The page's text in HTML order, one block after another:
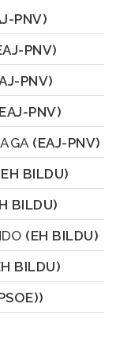
PNV)
PNV)
PNV)
PNV)
(EAJ-PNV)
BILDU)
BILDU)
(EH BILDU)
BILDU)